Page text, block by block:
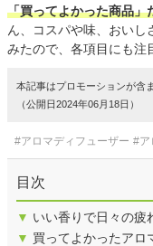
「買ってよかった商品」
ん、コスパや味、おいし
みたので、各項目にも注
本記事はプロモーションが含
（公開日2024年06月18日）
#アロマディフューザー #ア
目次
▼ いい香りで日々の疲
▼ 買ってよかったアロ